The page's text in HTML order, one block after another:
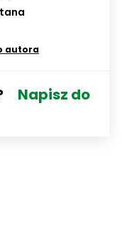
autora
Napisz do